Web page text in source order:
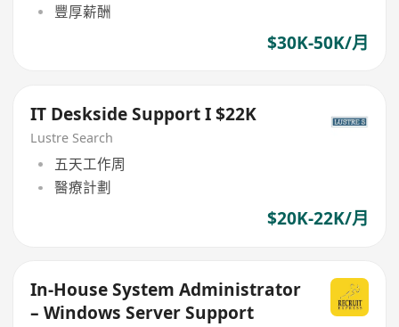
豐厚薪酬
$30K-50K/月
IT Deskside Support I $22K
Lustre Search
五天工作周
醫療計劃
$20K-22K/月
In-House System Administrator
– Windows Server Support